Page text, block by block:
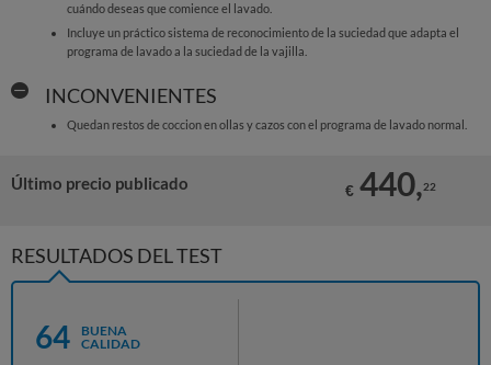
cuándo deseas que comience el lavado.
Incluye un práctico sistema de reconocimiento de la suciedad que adapta el
programa de lavado a la suciedad de la vajilla.
INCONVENIENTES
Quedan restos de coccion en ollas y cazos con el programa de lavado normal.
Último precio publicado € 440,22
RESULTADOS DEL TEST
64
BUENA
CALIDAD